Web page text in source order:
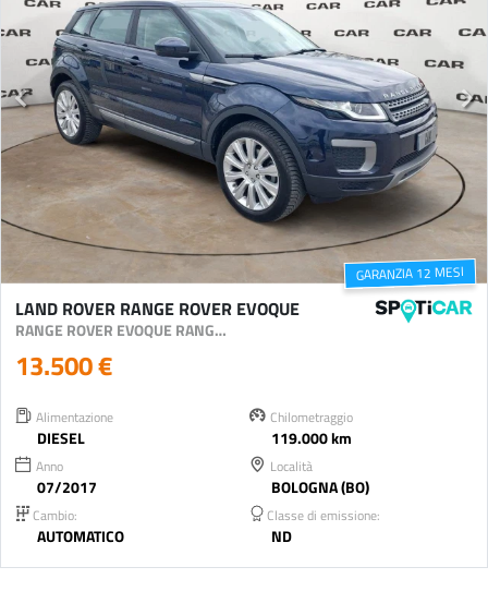
GARANZIA 12 MESI
LAND ROVER RANGE ROVER EVOQUE
RANGE ROVER EVOQUE RANGE ROVER EVOQUE 2.0 TD4 150CV SE 4X4
13.500 €
Alimentazione
DIESEL
Chilometraggio
119.000 km
Anno
07/2017
Località
BOLOGNA (BO)
Cambio:
AUTOMATICO
Classe di emissione:
ND